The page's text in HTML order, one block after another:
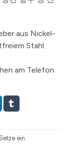
aus Nickel-
Stahl.
am Telefon
Setze ein